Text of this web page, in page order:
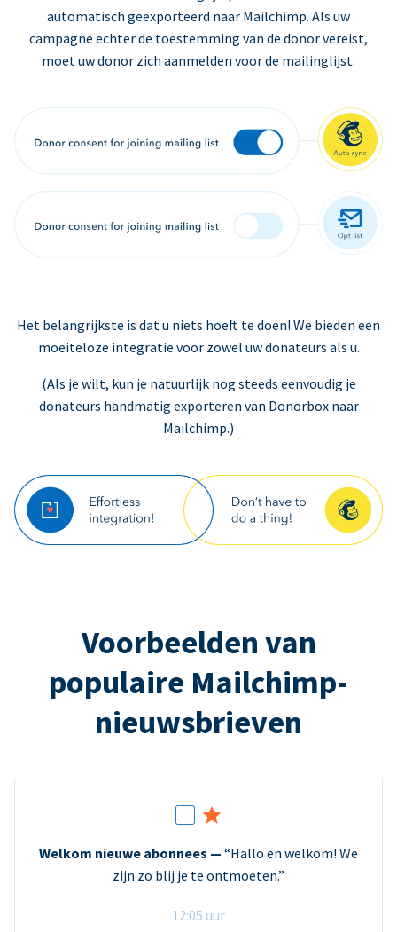
automatisch geëxporteerd naar Mailchimp. Als uw
campagne echter de toestemming van de donor vereist,
moet uw donor zich aanmelden voor de mailinglijst.
Het belangrijkste is dat u niets hoeft te doen! We bieden een
moeiteloze integratie voor zowel uw donateurs als u.
(Als je wilt, kun je natuurlijk nog steeds eenvoudig je
donateurs handmatig exporteren van Donorbox naar
Mailchimp.)
Voorbeelden van
populaire Mailchimp-
nieuwsbrieven
Welkom nieuwe abonnees — “Hallo en welkom! We
zijn zo blij je te ontmoeten.”
12:05 uur